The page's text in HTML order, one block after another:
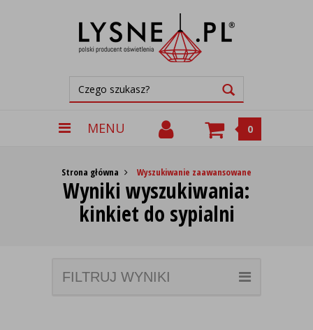
MENU 0
Strona główna Wyszukiwanie zaawansowane
Wyniki wyszukiwania:
kinkiet do sypialni
FILTRUJ WYNIKI